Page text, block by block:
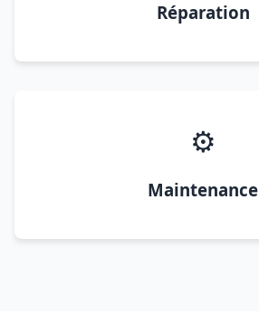
Réparation
⚙️
Maintenance